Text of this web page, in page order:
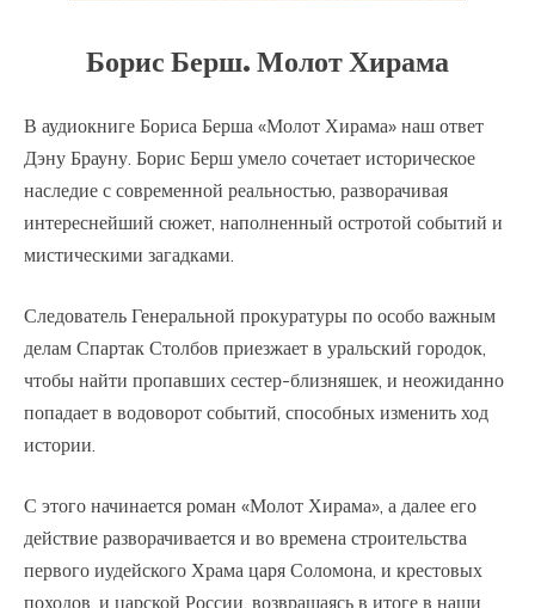
Борис Берш. Молот Хирама
В аудиокниге Бориса Берша «Молот Хирама» наш ответ
Дэну Брауну. Борис Берш умело сочетает историческое
наследие с современной реальностью, разворачивая
интереснейший сюжет, наполненный остротой событий и
мистическими загадками.
Следователь Генеральной прокуратуры по особо важным
делам Спартак Столбов приезжает в уральский городок,
чтобы найти пропавших сестер-близняшек, и неожиданно
попадает в водоворот событий, способных изменить ход
истории.
С этого начинается роман «Молот Хирама», а далее его
действие разворачивается и во времена строительства
первого иудейского Храма царя Соломона, и крестовых
походов, и царской России, возвращаясь в итоге в наши